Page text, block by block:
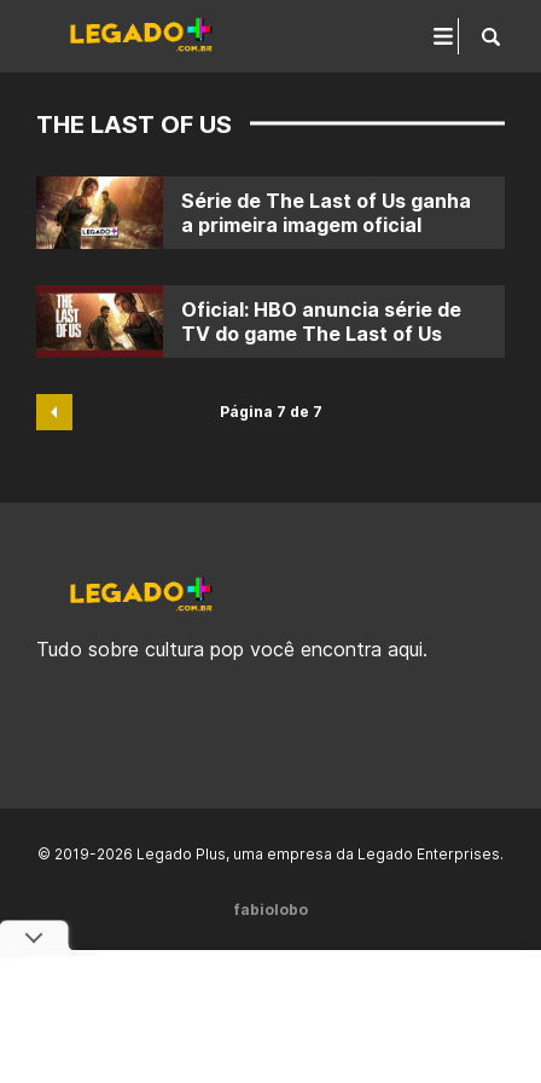
THE LAST OF US
Série de The Last of Us ganha
a primeira imagem oficial
Oficial: HBO anuncia série de
TV do game The Last of Us
Página 7 de 7
Tudo sobre cultura pop você encontra aqui.
© 2019-2026 Legado Plus, uma empresa da Legado Enterprises.
fabiolobo